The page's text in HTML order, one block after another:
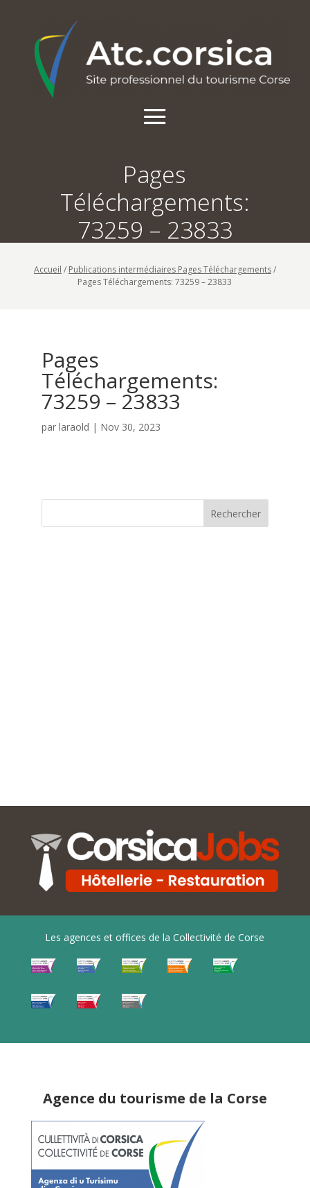
Pages
Téléchargements:
73259 – 23833
Accueil / Publications intermédiaires Pages Téléchargements/
Pages Téléchargements: 73259 – 23833
Pages
Téléchargements:
73259 – 23833
par laraold | Nov 30, 2023
Rechercher
Les agences et offices de la Collectivité de Corse
Agence du tourisme de la Corse